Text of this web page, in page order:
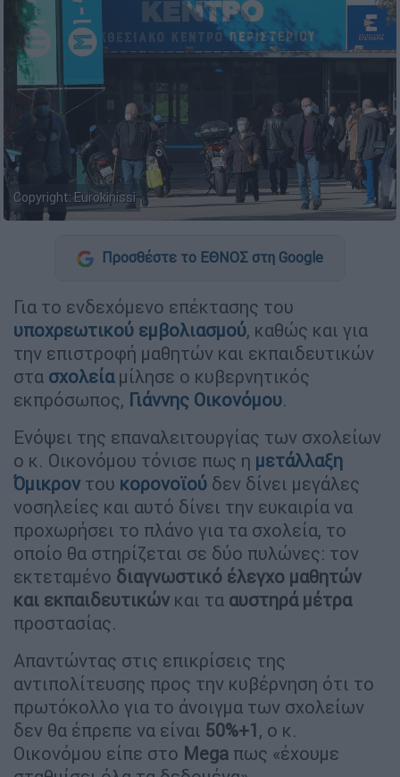
Copyright: Eurokinissi
Προσθέστε το ΕΘΝΟΣ στη Google
Για το ενδεχόμενο επέκτασης του
υποχρεωτικού εμβολιασμού, καθώς και για
την επιστροφή μαθητών και εκπαιδευτικών
στα σχολείαμίλησε ο κυβερνητικός
εκπρόσωπος, Γιάννης Οικονόμου.
Ενόψει της επαναλειτουργίας των σχολείων
ο κ. Οικονόμου τόνισε πως η μετάλλαξη
Όμικροντου κορονοϊού δεν δίνει μεγάλες
νοσηλείες και αυτό δίνει την ευκαιρία να
προχωρήσει το πλάνο για τα σχολεία, το
οποίο θα στηρίζεται σε δύο πυλώνες: τον
εκτεταμένο διαγνωστικό έλεγχο μαθητών
και εκπαιδευτικών και τα αυστηρά μέτρα
προστασίας.
Απαντώντας στις επικρίσεις της
αντιπολίτευσης προς την κυβέρνηση ότι το
πρωτόκολλο για το άνοιγμα των σχολείων
δεν θα έπρεπε να είναι 50%+1, ο κ.
Οικονόμου είπε στο Mega πως «έχουμε